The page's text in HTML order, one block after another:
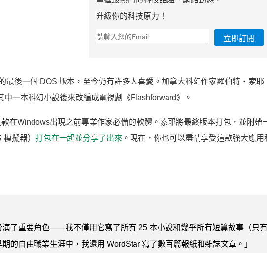
升級你的科技原力！
立即訂閱
最後一個 DOS 版本，至今仍有許多人喜愛。加拿大科幻作家羅伯特‧索耶
一本科幻小說後來改編成電視劇《Flashforward》。
在Windows出現之前專業作家必備的軟體。索耶將最終版本打包，並附帶
擬器） 打包在一起並分享了出來 。現在，你也可以盡情享受這款強大應用
演了重要角色——我不僅用它寫了所有 25 本小說和幾乎所有短篇故事（只
的自由職業生涯中，我還用 WordStar 寫了數百篇報紙和雜誌文章。」